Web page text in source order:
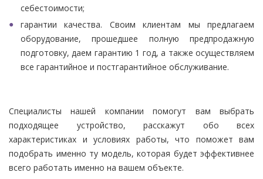
себестоимости;
гарантии качества. Своим клиентам мы предлагаем
оборудование, прошедшее полную предпродажную
подготовку, даем гарантию 1 год, а также осуществляем
все гарантийное и постгарантийное обслуживание.
Специалисты нашей компании помогут вам выбрать
подходящее устройство, расскажут обо всех
характеристиках и условиях работы, что поможет вам
подобрать именно ту модель, которая будет эффективнее
всего работать именно на вашем объекте.